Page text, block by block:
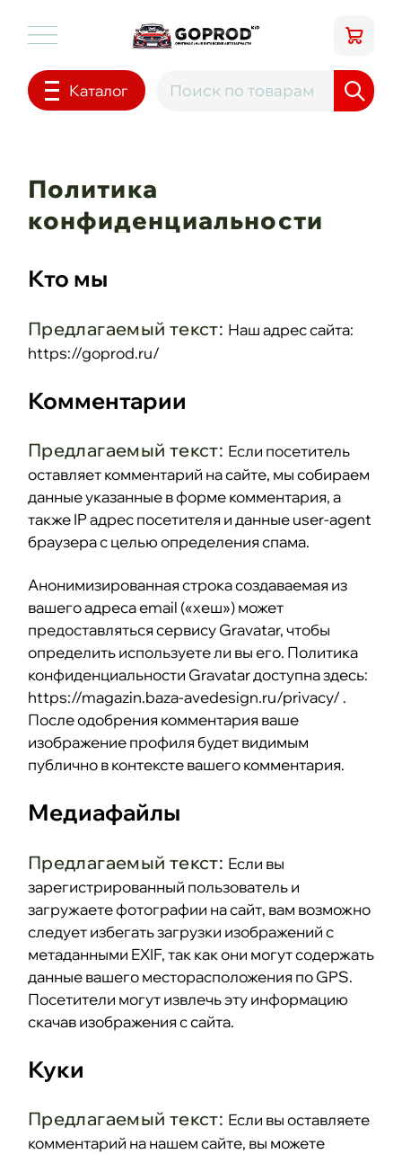
Каталог
Политика
конфиденциальности
Кто мы
Предлагаемый текст: Наш адрес сайта:
https://goprod.ru/
Комментарии
Предлагаемый текст: Если посетитель
оставляет комментарий на сайте, мы собираем
данные указанные в форме комментария, а
также IP адрес посетителя и данные user-agent
браузера с целью определения спама.
Анонимизированная строка создаваемая из
вашего адреса email («хеш») может
предоставляться сервису Gravatar, чтобы
определить используете ли вы его. Политика
конфиденциальности Gravatar доступна здесь:
https://magazin.baza-avedesign.ru/privacy/ .
После одобрения комментария ваше
изображение профиля будет видимым
публично в контексте вашего комментария.
Медиафайлы
Предлагаемый текст: Если вы
зарегистрированный пользователь и
загружаете фотографии на сайт, вам возможно
следует избегать загрузки изображений с
метаданными EXIF, так как они могут содержать
данные вашего месторасположения по GPS.
Посетители могут извлечь эту информацию
скачав изображения с сайта.
Куки
Предлагаемый текст: Если вы оставляете
комментарий на нашем сайте, вы можете